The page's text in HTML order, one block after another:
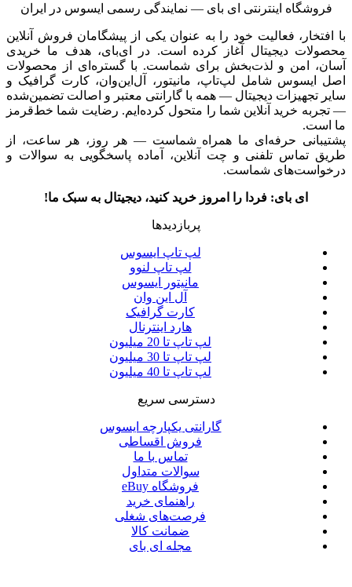
فروشگاه اینترنتی ای‌ بای — نمایندگی رسمی ایسوس در ایران
با افتخار، فعالیت خود را به عنوان یکی از پیشگامان فروش آنلاین
محصولات دیجیتال آغاز کرده است. در ای‌بای، هدف ما خریدی
آسان، امن و لذت‌بخش برای شماست. با گستره‌ای از محصولات
اصل ایسوس شامل لپ‌تاپ، مانیتور، آل‌این‌وان، کارت گرافیک و
سایر تجهیزات دیجیتال — همه با گارانتی معتبر و اصالت تضمین‌شده
— تجربه خرید آنلاین شما را متحول کرده‌ایم. رضایت شما خط‌قرمز
ما است.
پشتیبانی حرفه‌ای ما همراه شماست — هر روز، هر ساعت، از
طریق تماس تلفنی و چت آنلاین، آماده پاسخگویی به سوالات و
درخواست‌های شماست.
ای بای: فردا را امروز خرید کنید، دیجیتال به سبک ما!
پربازدیدها
لپ تاپ ایسوس
لپ تاپ لنوو
مانیتور ایسوس
آل این وان
کارت گرافیک
هارد اینترنال
لپ تاپ تا 20 میلیون
لپ تاپ تا 30 میلیون
لپ تاپ تا 40 میلیون
دسترسی سریع
گارانتی یکپارچه ایسوس
فروش اقساطی
تماس با ما
سوالات متداول
فروشگاه eBuy
راهنمای خرید
فرصت‌های شغلی
ضمانت کالا
مجله ای بای